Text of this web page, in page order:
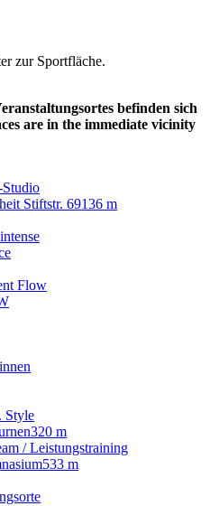
zur Sportfläche.
befinden sich
are in the immediate vicinity
Stiftstr. 69136 m
Flow
Style
320 m
/ Leistungstraining
533 m